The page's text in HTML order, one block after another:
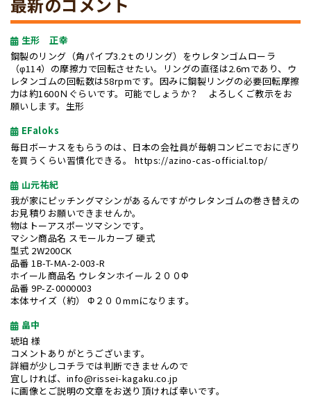
生形 正幸
鋼製のリング（角パイプ3.2ｔのリング）をウレタンゴムローラ
（φ114）の摩擦力で回転させたい。リングの直径は2.6ｍであり、ウ
レタンゴムの回転数は58rpmです。因みに鋼製リングの必要回転摩擦
力は約1600Ｎぐらいです。可能でしょうか？ よろしくご教示をお
願いします。生形
EFaloks
毎日ボーナスをもらうのは、日本の会社員が毎朝コンビニでおにぎり
を買うくらい習慣化できる。 https://azino-cas-official.top/
山元祐紀
我が家にピッチングマシンがあるんですがウレタンゴムの巻き替えの
お見積りお願いできませんか。
物はトーアスポーツマシンです。
マシン商品名 スモールカーブ 硬式
型式 2W200CK
品番 1B-T-MA-2-003-R
ホイール商品名 ウレタンホイール２００Φ
品番 9P-Z-0000003
本体サイズ（約） Φ２００mmになります。
畠中
琥珀 様
コメントありがとうございます。
詳細が少しコチラでは判断できませんので
宜しければ、info@rissei-kagaku.co.jp
に画像とご説明の文章をお送り頂ければ幸いです。